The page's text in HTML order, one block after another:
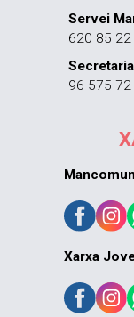
Servei
620 85 22
96 575 72
Xarxa